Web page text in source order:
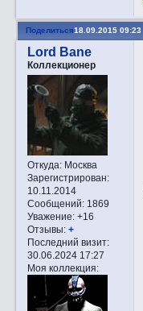
Поделиться18.09.2015 09:23
Lord Bane
Коллекционер
Откуда:Москва
Зарегистрирован:
10.11.2014
Сообщений:1869
Уважение: +16
Отзывы: +
Последний визит:
30.06.2024 17:27
Моя коллекция: